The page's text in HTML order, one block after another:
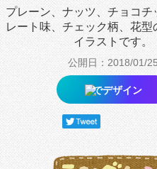
プレーン、ナッツ、チョコチ
レート味、チェック柄、花型
イラストです。
公開日：2018/01/
でデザイン